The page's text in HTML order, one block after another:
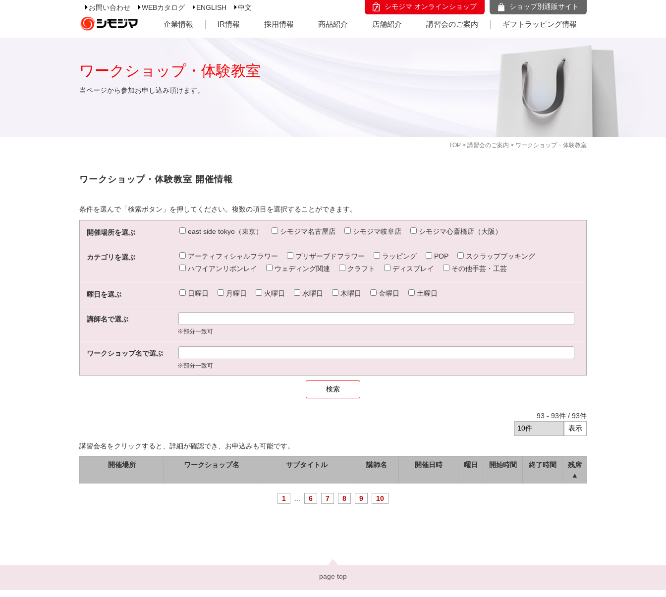
お問い合わせ WEBカタログ ENGLISH 中文 シモジマ オンラインショップ ショップ別通販サイト
企業情報 IR情報 採用情報 商品紹介 店舗紹介 講習会のご案内 ギフトラッピング情報
TOP > 講習会のご案内 > ワークショップ・体験教室
ワークショップ・体験教室
当ページから参加お申し込み頂けます。
ワークショップ・体験教室 開催情報
条件を選んで「検索ボタン」を押してください。複数の項目を選択することができます。
開催場所を選ぶ east side tokyo（東京） シモジマ名古屋店 シモジマ岐阜店 シモジマ心斎橋店（大阪）
カテゴリを選ぶ アーティフィシャルフラワー プリザーブドフラワー ラッピング POP
スクラップブッキング
ハワイアンリボンレイ
ウェディング関連 クラフト ディスプレイ その他手芸・工芸
曜日を選ぶ 日曜日 月曜日 火曜日 水曜日 木曜日 金曜日 土曜日
講師名で選ぶ
※部分一致可
ワークショップ名で選ぶ
※部分一致可
93 - 93件 / 93件
講習会名をクリックすると、詳細が確認でき、お申込みも可能です。
開催場所 ワークショップ名 サブタイトル 講師名 開催日時 曜日 開始時間 終了時間
残席
▲
1 6 7 8 9 10
page top